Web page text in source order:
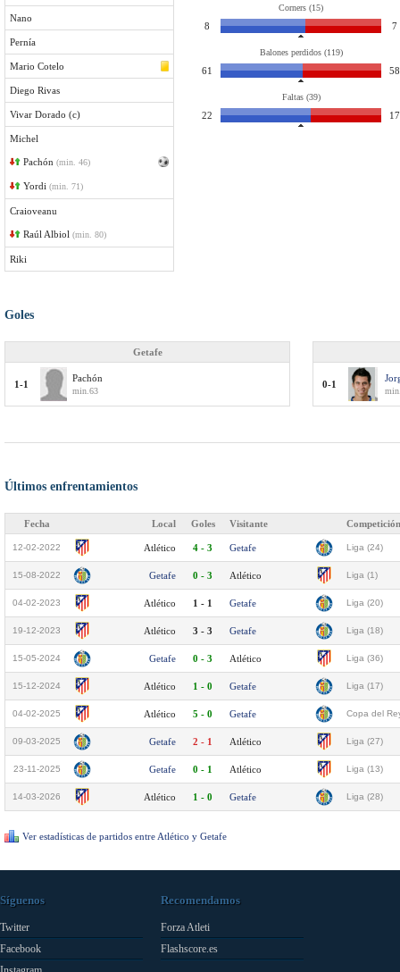
Nano
Pernía
Mario Cotelo
Diego Rivas
Vivar Dorado (c)
Michel
Pachón (min. 46)
Yordi (min. 71)
Craioveanu
Raúl Albiol (min. 80)
Riki
Corners (15)
8 7
Balones perdidos (119)
61 58
Faltas (39)
22 17
Goles
Getafe
1-1
Pachón
min.63
0-1
Últimos enfrentamientos
Fecha Local Goles Visitante Competición
12-02-2022 Atlético 4 - 3 Getafe Liga (24)
15-08-2022 Getafe 0 - 3 Atlético Liga (1)
04-02-2023 Atlético 1 - 1 Getafe Liga (20)
19-12-2023 Atlético 3 - 3 Getafe Liga (18)
15-05-2024 Getafe 0 - 3 Atlético Liga (36)
15-12-2024 Atlético 1 - 0 Getafe Liga (17)
04-02-2025 Atlético 5 - 0 Getafe Copa del
09-03-2025 Getafe 2 - 1 Atlético Liga (27)
23-11-2025 Getafe 0 - 1 Atlético Liga (13)
14-03-2026 Atlético 1 - 0 Getafe Liga (28)
Ver estadísticas de partidos entre Atlético y Getafe
Síguenos
Twitter
Facebook
Recomendamos
Forza Atleti
Flashscore.es